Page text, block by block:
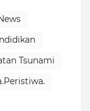
Tsunami